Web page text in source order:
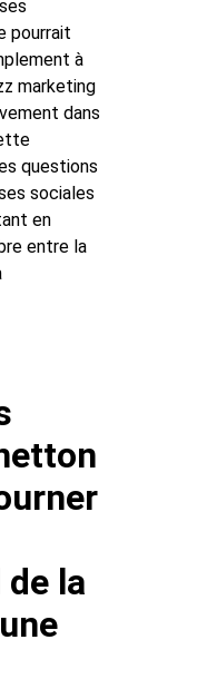
pourrait
à
marketing
dans
questions
sociales
en
entre la
la